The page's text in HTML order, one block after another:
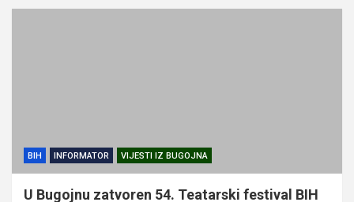
BIH INFORMATOR VIJESTI IZ BUGOJNA
U Bugojnu zatvoren 54. Teatarski festival BIH